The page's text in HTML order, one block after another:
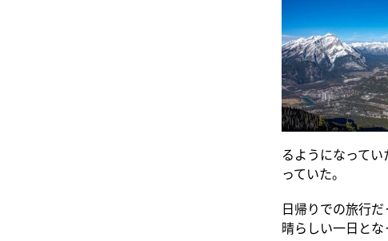
るようになって
っていた。
日帰りでの旅行
晴らしい一日とな